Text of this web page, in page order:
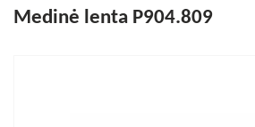
Medinė lenta P904.809